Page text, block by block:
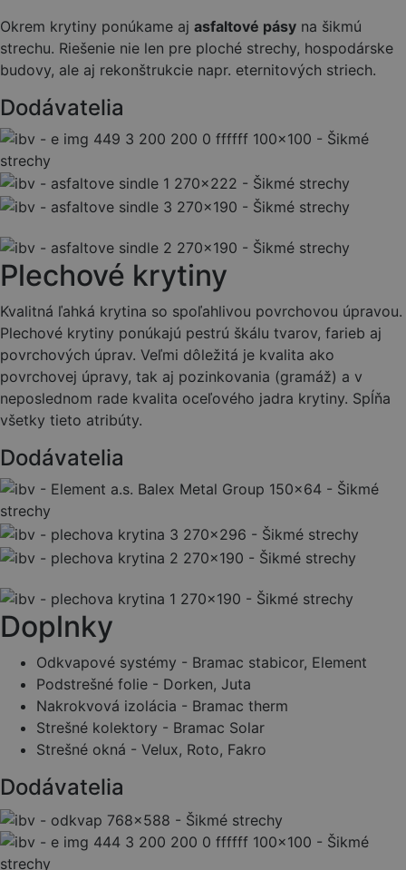
Okrem krytiny ponúkame aj asfaltové pásy na šikmú
strechu. Riešenie nie len pre ploché strechy, hospodárske
budovy, ale aj rekonštrukcie napr. eternitových striech.
Dodávatelia
Plechové krytiny
Kvalitná ľahká krytina so spoľahlivou povrchovou úpravou.
Plechové krytiny ponúkajú pestrú škálu tvarov, farieb aj
povrchových úprav. Veľmi dôležitá je kvalita ako
povrchovej úpravy, tak aj pozinkovania (gramáž) a v
neposlednom rade kvalita oceľového jadra krytiny. Spĺňa
všetky tieto atribúty.
Dodávatelia
Doplnky
Odkvapové systémy - Bramac stabicor, Element
Podstrešné folie - Dorken, Juta
Nakrokvová izolácia - Bramac therm
Strešné kolektory - Bramac Solar
Strešné okná - Velux, Roto, Fakro
Dodávatelia